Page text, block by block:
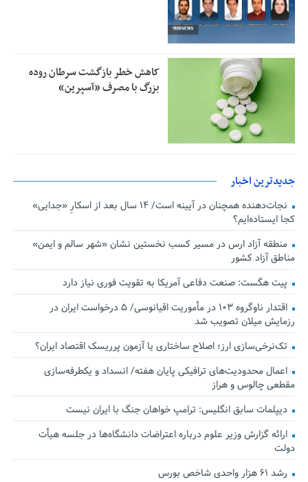
کاهش خطر بازگشت سرطان روده
بزرگ با مصرف «آسپرین»
جدیدترین اخبار
نجات‌دهنده‌ همچنان در آیینه است/ ۱۴ سال بعد از اسکارِ «جدایی»
کجا ایستاده‌ایم؟
منطقه آزاد ارس در مسیر کسب نخستین نشان «شهر سالم و ایمن»
مناطق آزاد کشور
پیت هگست: صنعت دفاعی آمریکا به تقویت فوری نیاز دارد
اقتدار ناوگروه ۱۰۳ در مأموریت‌ اقیانوسی/ ۵ درخواست ایران در
رزمایش میلان تصویب شد
تک‌نرخی‌سازی ارز؛ اصلاح ساختاری یا آزمون پرریسک اقتصاد ایران؟
اعمال محدودیت‌های ترافیکی پایان هفته/ انسداد و یکطرفه‌سازی
مقطعی چالوس و هراز
دیپلمات سابق انگلیس:‌ ترامپ خواهان جنگ با ایران نیست
ارائه گزارش وزیر علوم درباره اعتراضات دانشگاه‌ها در جلسه هیأت
دولت
رشد ۶۱ هزار واحدی شاخص بورس